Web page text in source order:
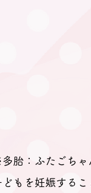
胎：ふたごちゃ
どもを妊娠する